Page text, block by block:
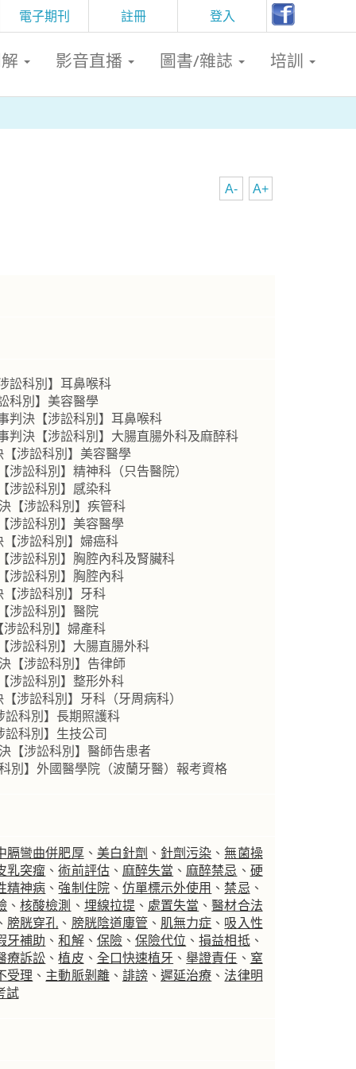
註冊 登入
電子期刊
影音直播 圖書/雜誌 培訓
A+
A-
訟科別】耳鼻喉科
科別】美容醫學
判決【涉訟科別】耳鼻喉科
判決【涉訟科別】大腸直腸外科及麻醉科
涉訟科別】美容醫學
訟科別】精神科（只告醫院）
涉訟科別】感染科
【涉訟科別】疾管科
涉訟科別】美容醫學
涉訟科別】婦癌科
涉訟科別】胸腔內科及腎臟科
涉訟科別】胸腔內科
涉訟科別】牙科
涉訟科別】醫院
訟科別】婦產科
涉訟科別】大腸直腸外科
【涉訟科別】告律師
涉訟科別】整形外科
涉訟科別】牙科（牙周病科）
訟科別】長期照護科
科別】生技公司
【涉訟科別】醫師告患者
別】外國醫學院（波蘭牙醫）報考資格
膈彎曲併肥厚、 美白針劑 、 針劑污染 、無菌操
乳突瘤 、術前評估、 麻醉失當 、 麻醉禁忌 、 硬
精神病 、強制住院、 仿單標示外使用 、禁忌 、
、核酸檢測 、 埋線拉提 、 處置失當 、醫材合法
、 膀胱穿孔 、 膀胱陰道廔管 、 肌無力症 、 吸入性
牙補助 、和解、 保險、 保險代位 、損益相抵、
療訴訟 、植皮 、 全口快速植牙 、舉證責任 、 窒
受理 、 主動脈剝離、 誹謗 、遲延治療 、 法律明
試